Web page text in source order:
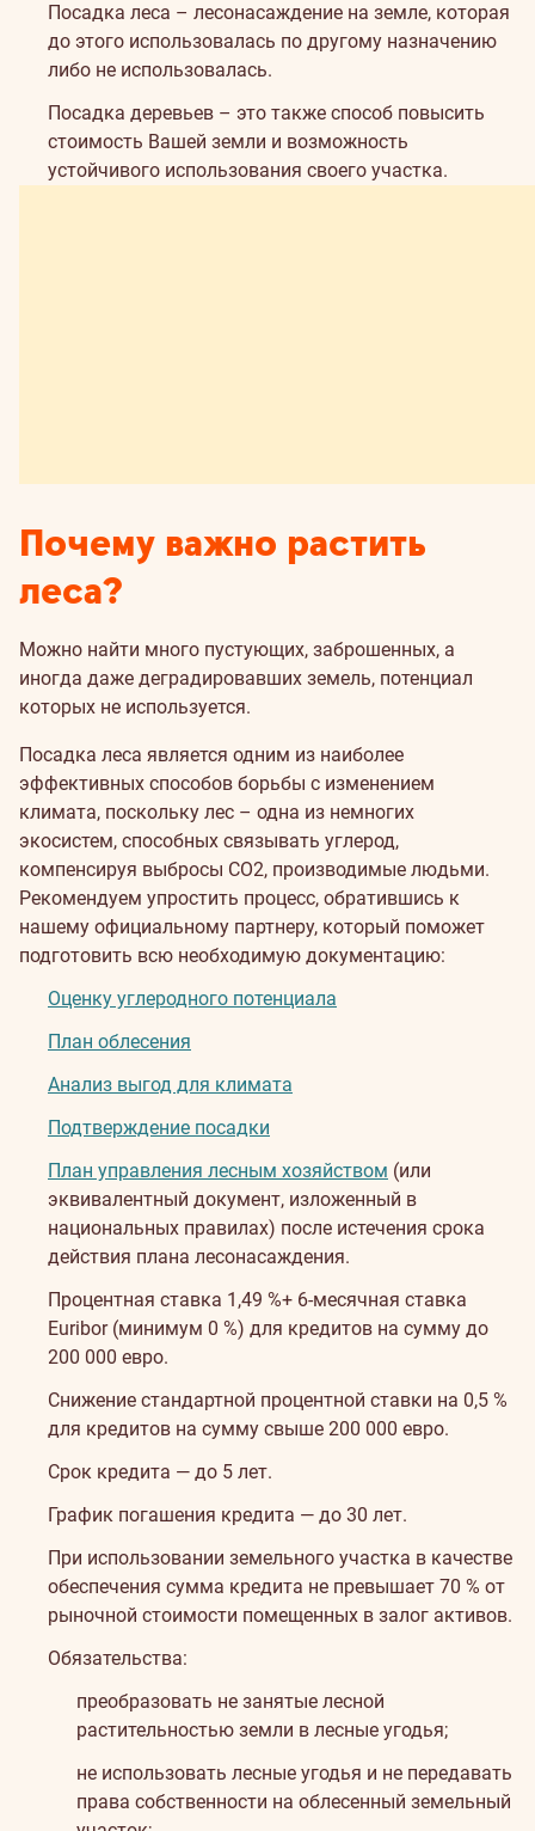
Посадка леса – лесонасаждение на земле, которая
до этого использовалась по другому назначению
либо не использовалась.
Посадка деревьев – это также способ повысить
стоимость Вашей земли и возможность
устойчивого использования своего участка.
Почему важно растить
леса?
Можно найти много пустующих, заброшенных, а
иногда даже деградировавших земель, потенциал
которых не используется.
Посадка леса является одним из наиболее
эффективных способов борьбы с изменением
климата, поскольку лес – одна из немногих
экосистем, способных связывать углерод,
компенсируя выбросы CO2, производимые людьми.
Рекомендуем упростить процесс, обратившись к
нашему официальному партнеру, который поможет
подготовить всю необходимую документацию:
Оценку углеродного потенциала
План облесения
Анализ выгод для климата
Подтверждение посадки
План управления лесным хозяйством (или
эквивалентный документ, изложенный в
национальных правилах) после истечения срока
действия плана лесонасаждения.
Процентная ставка 1,49 %+ 6-месячная ставка
Euribor (минимум 0 %) для кредитов на сумму до
200 000 евро.
Снижение стандартной процентной ставки на 0,5 %
для кредитов на сумму свыше 200 000 евро.
Срок кредита — до 5 лет.
График погашения кредита — до 30 лет.
При использовании земельного участка в качестве
обеспечения сумма кредита не превышает 70 % от
рыночной стоимости помещенных в залог активов.
Обязательства:
преобразовать не занятые лесной
растительностью земли в лесные угодья;
не использовать лесные угодья и не передавать
права собственности на облесенный земельный